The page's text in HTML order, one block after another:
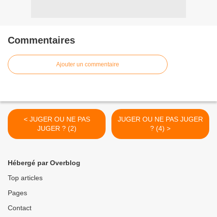
Commentaires
Ajouter un commentaire
< JUGER OU NE PAS
JUGER ? (2)
JUGER OU NE PAS JUGER
? (4) >
Hébergé par Overblog
Top articles
Pages
Contact